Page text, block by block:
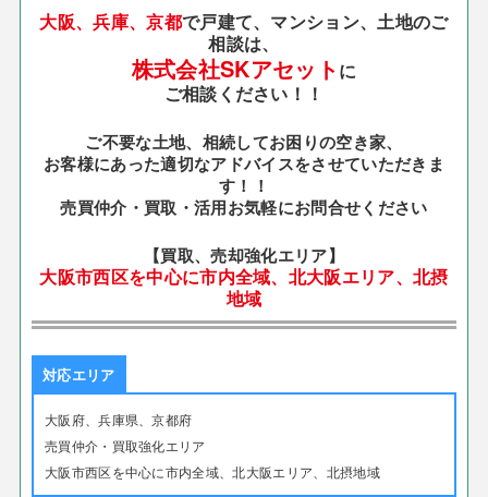
大阪、兵庫、京都で戸建て、マンション、土地のご
相談は、
株式会社SKアセットに
ご相談ください！！
ご不要な土地、相続してお困りの空き家、
お客様にあった適切なアドバイスをさせていただきま
す！！
売買仲介・買取・活用お気軽にお問合せください
【買取、売却強化エリア】
大阪市西区を中心に市内全域、北大阪エリア、北摂
地域
対応エリア
大阪府、兵庫県、京都府
売買仲介・買取強化エリア
大阪市西区を中心に市内全域、北大阪エリア、北摂地域